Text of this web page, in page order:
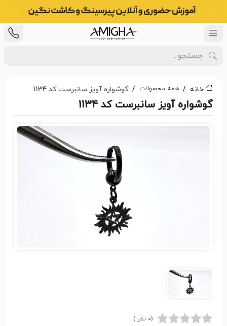
خانه همه محصولات گوشواره آویز سانبرست کد 1134
گوشواره آویز سانبرست کد 1134
(0 نظر )